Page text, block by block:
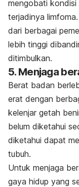
mengobati
terjadinya
dari berbagai
lebih tinggi
ditimbulkan.
5. Menjaga
Berat badan
erat dengan
kelenjar getah
belum diketahui
diketahui dapat
tubuh.
Untuk menjaga
gaya hidup yang